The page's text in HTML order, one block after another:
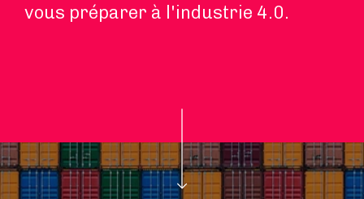
vous préparer à l'industrie 4.0.